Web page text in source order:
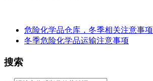
危险化学品仓库，冬季相关注意事项
冬季危险化学品运输注意事项
搜索